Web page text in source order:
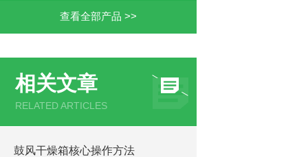
查看全部产品 >>
相关文章
RELATED ARTICLES
鼓风干燥箱核心操作方法